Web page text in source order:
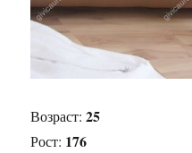
Возраст:25
Рост: 176